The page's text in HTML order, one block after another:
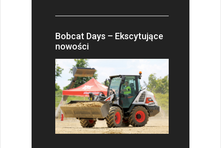
Bobcat Days – Ekscytujące
nowości